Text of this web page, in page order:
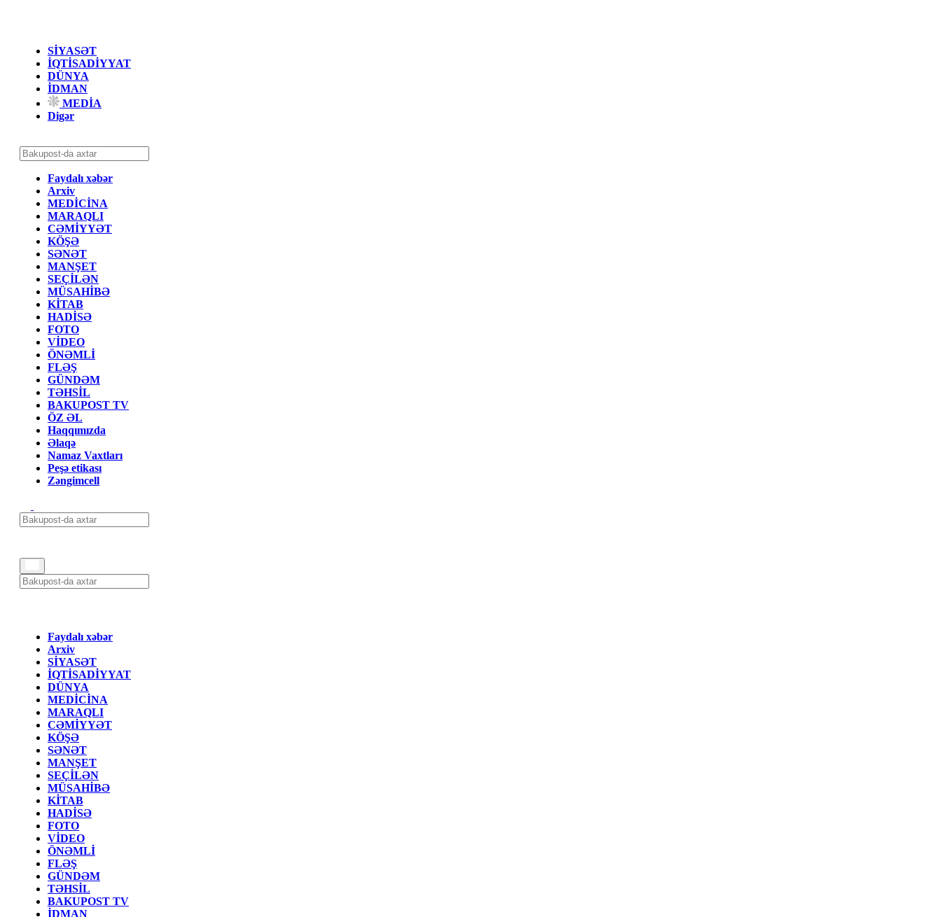
SİYASƏT
İQTİSADİYYAT
DÜNYA
İDMAN
MEDİA
Digər
Faydalı xəbər
Arxiv
MEDİCİNA
MARAQLI
CƏMİYYƏT
KÖŞƏ
SƏNƏT
MANŞET
SEÇİLƏN
MÜSAHİBƏ
KİTAB
HADİSƏ
FOTO
VİDEO
ÖNƏMLİ
FLƏŞ
GÜNDƏM
TƏHSİL
BAKUPOST TV
ÖZ ƏL
Haqqımızda
Əlaqə
Namaz Vaxtları
Peşə etikası
Zəngimcell
Faydalı xəbər
Arxiv
SİYASƏT
İQTİSADİYYAT
DÜNYA
MEDİCİNA
MARAQLI
CƏMİYYƏT
KÖŞƏ
SƏNƏT
MANŞET
SEÇİLƏN
MÜSAHİBƏ
KİTAB
HADİSƏ
FOTO
VİDEO
ÖNƏMLİ
FLƏŞ
GÜNDƏM
TƏHSİL
BAKUPOST TV
İDMAN